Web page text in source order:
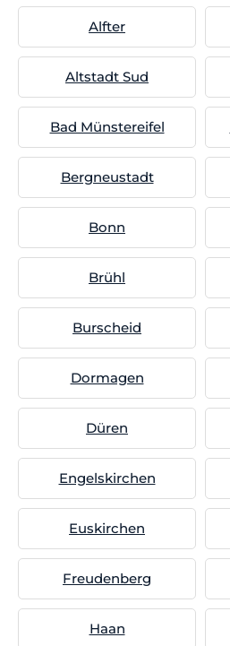
Alfter
Altstadt Sud
Bad Münstereifel
Bergneustadt
Bonn
Brühl
Burscheid
Dormagen
Düren
Engelskirchen
Euskirchen
Freudenberg
Haan